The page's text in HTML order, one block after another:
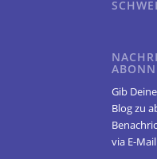
Gib
Blog zu
via E-